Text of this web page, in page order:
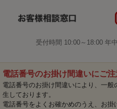
受付時間 10:00～18:00 年
電話番号のお掛け間違いにご
電話番号のお掛け間違いにより、一
生しております。
電話番号をよくお確かめのうえ、お